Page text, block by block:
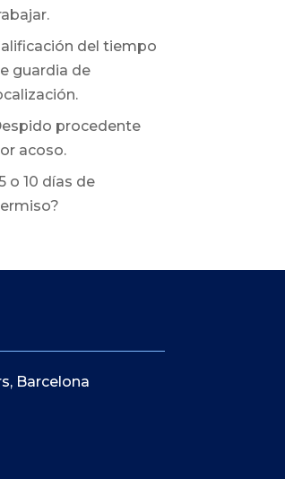
del tiempo
guardia de
procedente
acoso.
o 10 días de
Barcelona